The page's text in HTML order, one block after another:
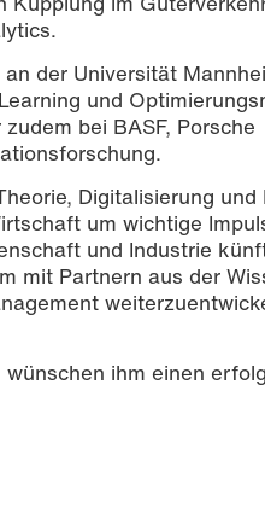
der Universität
und
bei BASF, Porsche
Digitalisierung und
um wichtige
und Industrie
mit Partnern aus der
ihm einen